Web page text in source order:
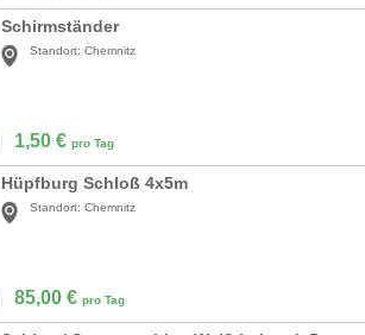
Schirmständer
Standort: Chemnitz
1,50 € pro Tag
Hüpfburg Schloß 4x5m
Standort: Chemnitz
85,00 € pro Tag